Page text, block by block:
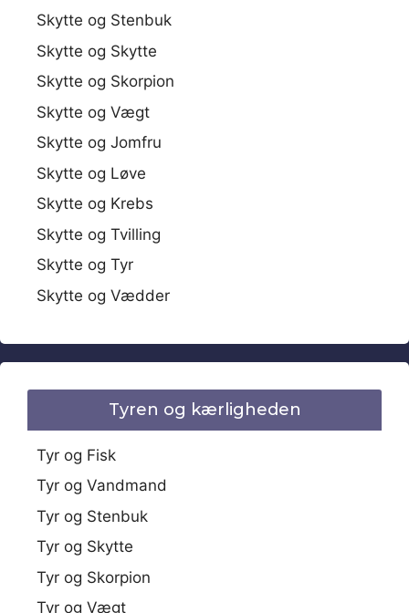
Skytte og Stenbuk
Skytte og Skytte
Skytte og Skorpion
Skytte og Vægt
Skytte og Jomfru
Skytte og Løve
Skytte og Krebs
Skytte og Tvilling
Skytte og Tyr
Skytte og Vædder
Tyren og kærligheden
Tyr og Fisk
Tyr og Vandmand
Tyr og Stenbuk
Tyr og Skytte
Tyr og Skorpion
Tyr og Vægt